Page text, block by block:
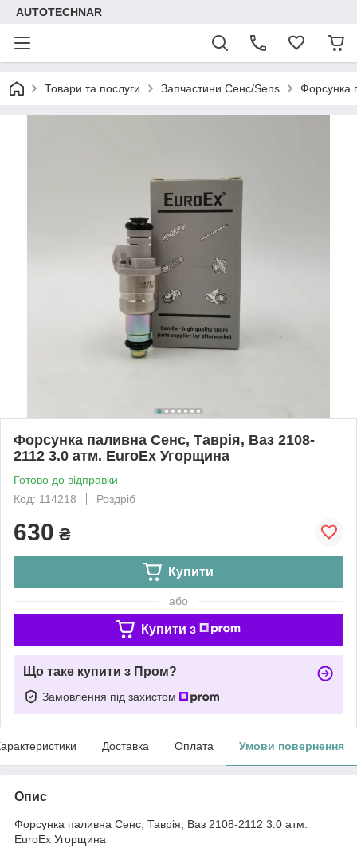
AUTOTECHNAR
Товари та послуги Запчастини Сенс/Sens Форсунка
Форсунка паливна Сенс, Таврія, Ваз 2108-
2112 3.0 атм. EuroEx Угорщина
Готово до відправки
Код: 114218
Роздріб
630 ₴
Купити
або
Купити з
Що таке купити з Пром?
Замовлення під захистом
Доставка Оплата Умови повернення
Опис
Форсунка паливна Сенс, Таврія, Ваз 2108-2112 3.0 атм.
EuroEx Угорщина